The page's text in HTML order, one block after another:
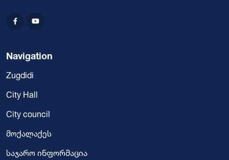
Navigation
Zugdidi
City Hall
City council
მოქალაქეს
საჯარო ინფორმაცია